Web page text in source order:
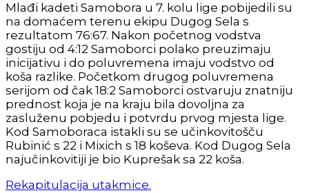
Mlađi kadeti Samobora u 7. kolu lige pobijedili su
na domaćem terenu ekipu Dugog Sela s
rezultatom 76:67. Nakon početnog vodstva
gostiju od 4:12 Samoborci polako preuzimaju
inicijativu i do poluvremena imaju vodstvo od
koša razlike. Početkom drugog poluvremena
serijom od čak 18:2 Samoborci ostvaruju znatniju
prednost koja je na kraju bila dovoljna za
zasluženu pobjedu i potvrdu prvog mjesta lige.
Kod Samoboraca istakli su se učinkovitošču
Rubinić s 22 i Mixich s 18 koševa. Kod Dugog Sela
najučinkovitiji je bio Kuprešak sa 22 koša.
Rekapitulacija utakmice.